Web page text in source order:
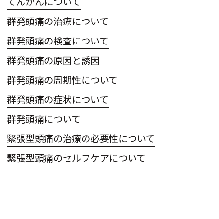
群発頭痛の治療について
群発頭痛の検査について
群発頭痛の原因と誘因
群発頭痛の周期性について
群発頭痛の症状について
群発頭痛について
緊張型頭痛の治療の必要性について
緊張型頭痛のセルフケアについて